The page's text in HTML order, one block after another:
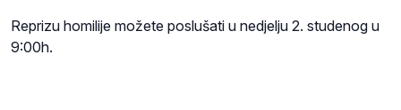
Reprizu homilije možete poslušati u nedjelju 2. studenog u
9:00h.